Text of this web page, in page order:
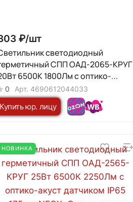
₽/шт
светодиодный
СПП ОAД-2065-КРУГ
6500К 1800Лм с оптико-
датчиком IP65
IN HOME
0 Арт. 4690612044033
Купить юр. лицу
НОВИНКА